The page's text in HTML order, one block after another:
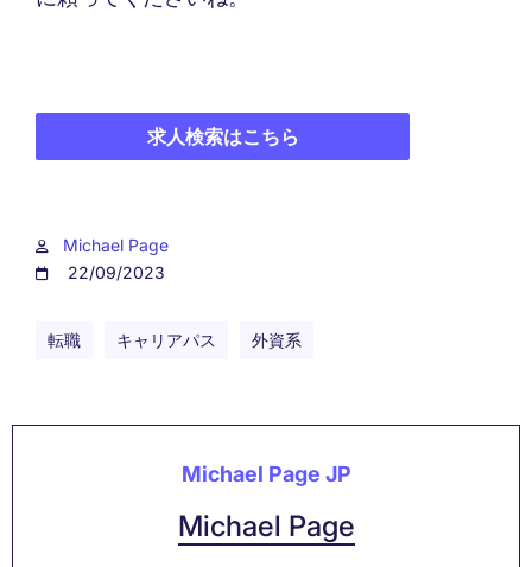
求人検索はこちら
Michael Page
22/09/2023
転職 キャリアパス 外資系
Michael Page JP
Michael Page